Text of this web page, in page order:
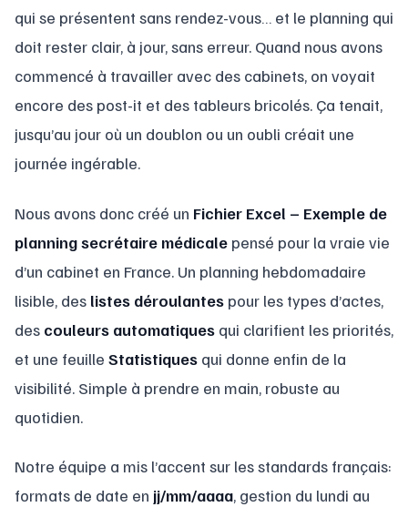
qui se présentent sans rendez-vous… et le planning qui
doit rester clair, à jour, sans erreur. Quand nous avons
commencé à travailler avec des cabinets, on voyait
encore des post-it et des tableurs bricolés. Ça tenait,
jusqu’au jour où un doublon ou un oubli créait une
journée ingérable.
Nous avons donc créé un Fichier Excel – Exemple de
planning secrétaire médicale pensé pour la vraie vie
d’un cabinet en France. Un planning hebdomadaire
lisible, des listes déroulantes pour les types d’actes,
des couleurs automatiques qui clarifient les priorités,
et une feuille Statistiques qui donne enfin de la
visibilité. Simple à prendre en main, robuste au
quotidien.
Notre équipe a mis l’accent sur les standards français:
formats de date en jj/mm/aaaa, gestion du lundi au